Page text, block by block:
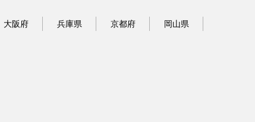
大阪府 兵庫県 京都府
岡山県